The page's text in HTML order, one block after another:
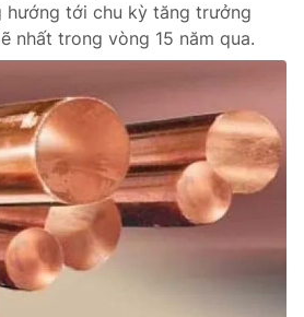
English
hình Việt Nam
VTV
hướng tới chu kỳ tăng trưởng
nhất trong vòng 15 năm qua.